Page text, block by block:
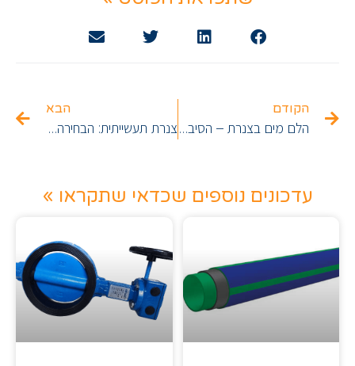
הקודם
הלם מים בצנרת – הסיבה לרעשים, נזקים ופתרונות מקצועיים למניעה
הבא
צנרת תעשייתית: הבחירה הנכונה בין PP-RCT לצנרת ברזל במערכות מורכבות
עדכונים נוספים שכדאי שתקראו »